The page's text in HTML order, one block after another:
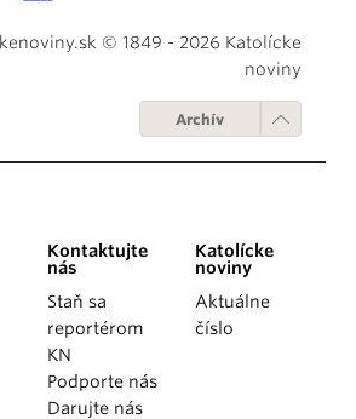
© 1849 - 2026 Katolícke
noviny
Archív
Kontaktujte
nás
Staň sa
reportérom
KN
Podporte nás
Darujte nás
Katolícke
noviny
Aktuálne
číslo